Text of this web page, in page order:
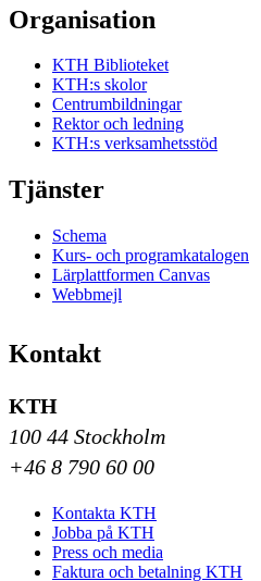
Organisation
KTH Biblioteket
KTH:s skolor
Centrumbildningar
Rektor och ledning
KTH:s verksamhetsstöd
Tjänster
Schema
Kurs- och programkatalogen
Lärplattformen Canvas
Webbmejl
Kontakt
KTH
100 44 Stockholm
+46 8 790 60 00
Kontakta KTH
Jobba på KTH
Press och media
Faktura och betalning KTH